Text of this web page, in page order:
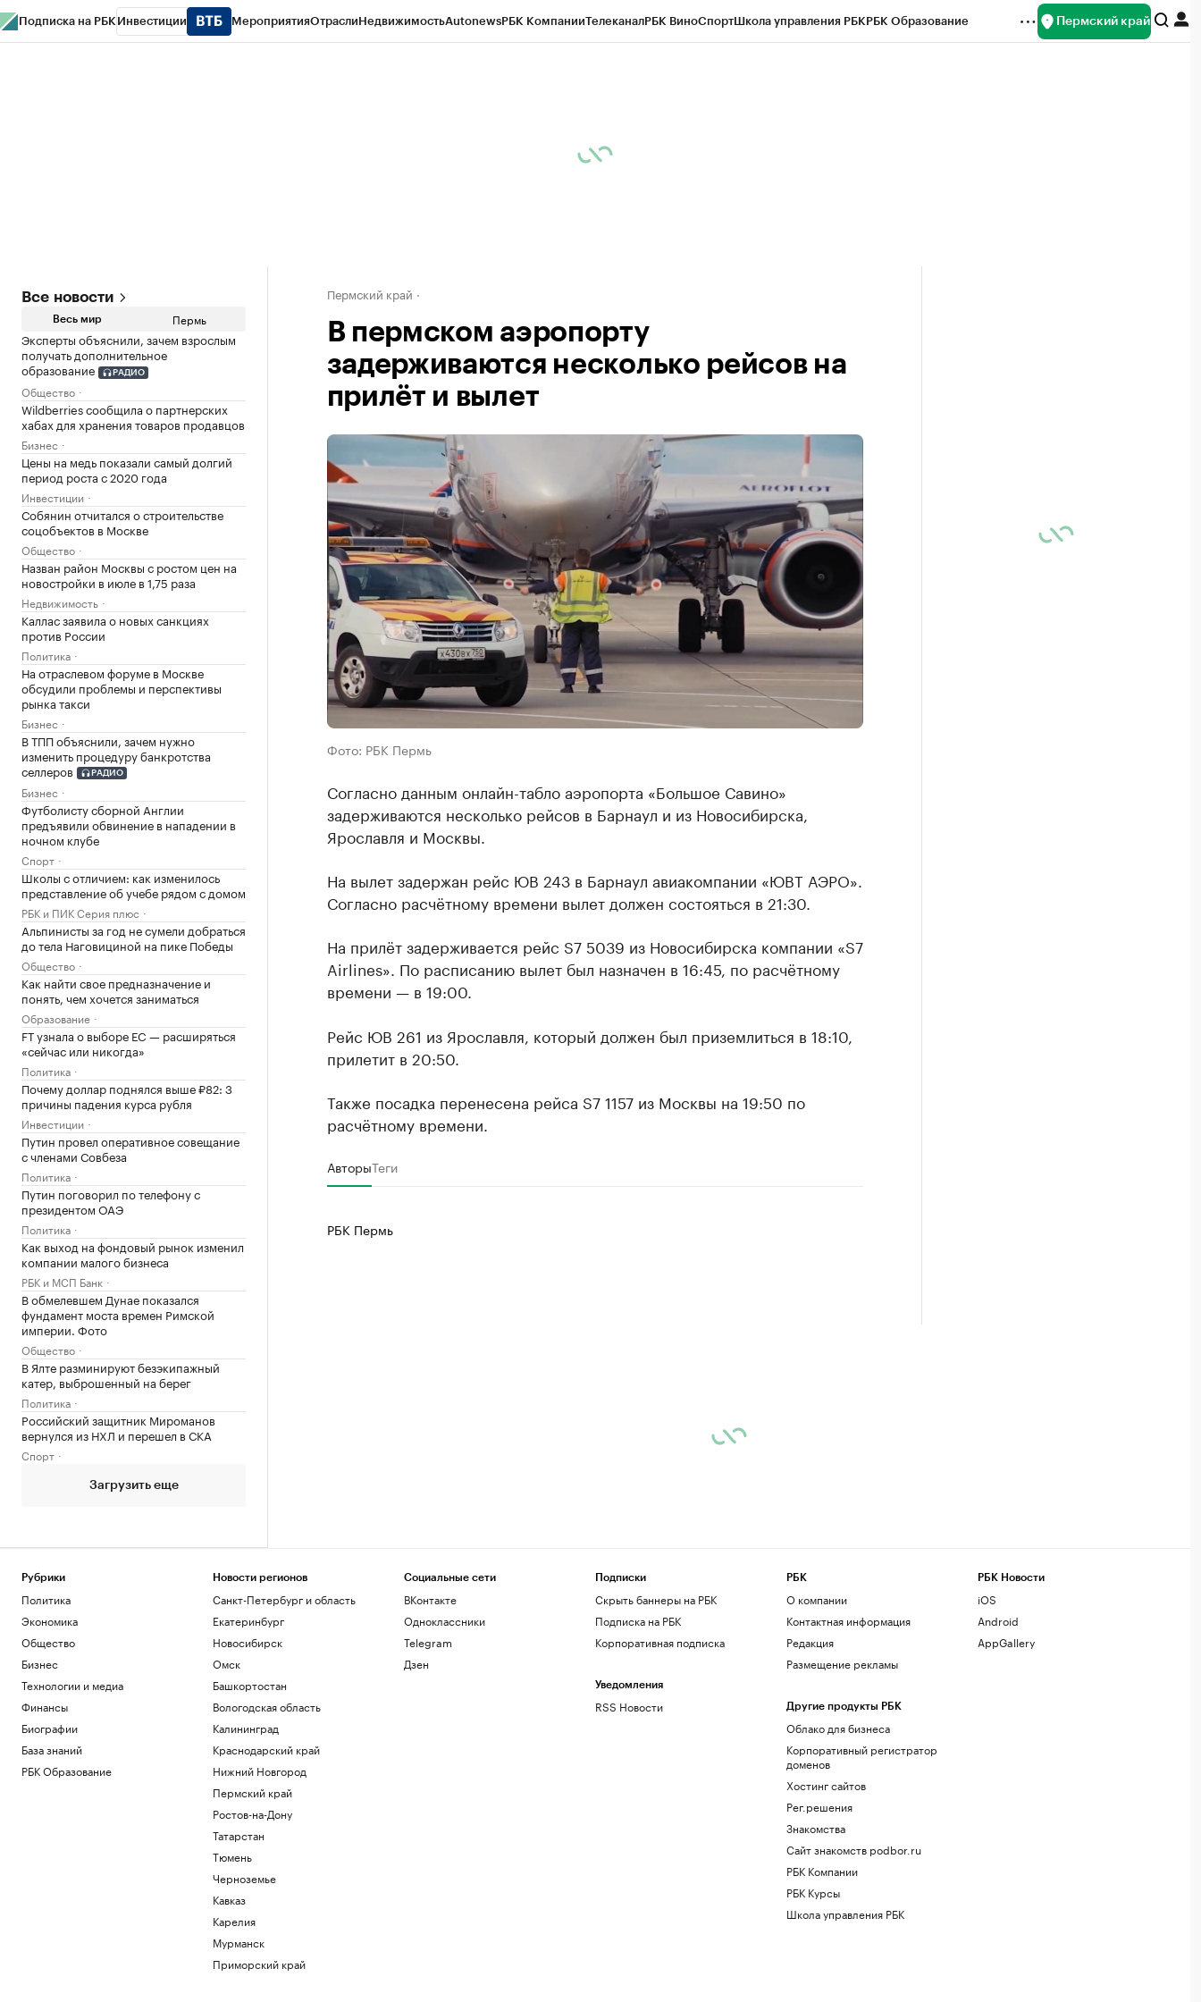
Подписка на РБК Инвестиции МероприятияОтраслиНедвижимостьAutonewsРБК КомпанииТелеканалРБК ВиноСпортШкола управления РБКРБК Образование Пермский край
Все новости
Весь мир Пермь
Эксперты объяснили, зачем взрослым
получать дополнительное
образование
РАДИО
Общество
Wildberries сообщила о партнерских
хабах для хранения товаров продавцов
Бизнес
Цены на медь показали самый долгий
период роста с 2020 года
Инвестиции
Собянин отчитался о строительстве
соцобъектов в Москве
Общество
Назван район Москвы с ростом цен на
новостройки в июле в 1,75 раза
Недвижимость
Каллас заявила о новых санкциях
против России
Политика
На отраслевом форуме в Москве
обсудили проблемы и перспективы
рынка такси
Бизнес
В ТПП объяснили, зачем нужно
изменить процедуру банкротства
селлеров
РАДИО
Бизнес
Футболисту сборной Англии
предъявили обвинение в нападении в
ночном клубе
Спорт
Школы с отличием: как изменилось
представление об учебе рядом с домом
РБК и ПИК Серия плюс
Альпинисты за год не сумели добраться
до тела Наговициной на пике Победы
Общество
Как найти свое предназначение и
понять, чем хочется заниматься
Образование
FT узнала о выборе ЕС — расширяться
«сейчас или никогда»
Политика
Почему доллар поднялся выше ₽82: 3
причины падения курса рубля
Инвестиции
Путин провел оперативное совещание
с членами Совбеза
Политика
Путин поговорил по телефону с
президентом ОАЭ
Политика
Как выход на фондовый рынок изменил
компании малого бизнеса
РБК и МСП Банк
В обмелевшем Дунае показался
фундамент моста времен Римской
империи. Фото
Общество
В Ялте разминируют безэкипажный
катер, выброшенный на берег
Политика
Российский защитник Мироманов
вернулся из НХЛ и перешел в СКА
Спорт
Загрузить еще
Пермский край
В пермском аэропорту
задерживаются несколько рейсов на
прилёт и вылет
Фото: РБК Пермь
Согласно данным онлайн-табло аэропорта «Большое Савино»
задерживаются несколько рейсов в Барнаул и из Новосибирска,
Ярославля и Москвы.
На вылет задержан рейс ЮВ 243 в Барнаул авиакомпании «ЮВТ АЭРО».
Согласно расчётному времени вылет должен состояться в 21:30.
На прилёт задерживается рейс S7 5039 из Новосибирска компании «S7
Airlines». По расписанию вылет был назначен в 16:45, по расчётному
времени — в 19:00.
Рейс ЮВ 261 из Ярославля, который должен был приземлиться в 18:10,
прилетит в 20:50.
Также посадка перенесена рейса S7 1157 из Москвы на 19:50 по
расчётному времени.
АвторыТеги
РБК Пермь
Рубрики
Политика
Экономика
Общество
Бизнес
Технологии и медиа
Финансы
Биографии
База знаний
РБК Образование
Новости регионов
Санкт-Петербург и область
Екатеринбург
Новосибирск
Омск
Башкортостан
Вологодская область
Калининград
Краснодарский край
Нижний Новгород
Пермский край
Ростов-на-Дону
Татарстан
Тюмень
Черноземье
Кавказ
Карелия
Мурманск
Приморский край
Социальные сети
ВКонтакте
Одноклассники
Telegram
Дзен
Подписки
Скрыть баннеры на РБК
Подписка на РБК
Корпоративная подписка
Уведомления
RSS Новости
РБК
О компании
Контактная информация
Редакция
Размещение рекламы
Другие продукты РБК
Облако для бизнеса
Корпоративный регистратор
доменов
Хостинг сайтов
Рег.решения
Знакомства
Сайт знакомств podbor.ru
РБК Компании
РБК Курсы
Школа управления РБК
РБК Новости
iOS
Android
AppGallery